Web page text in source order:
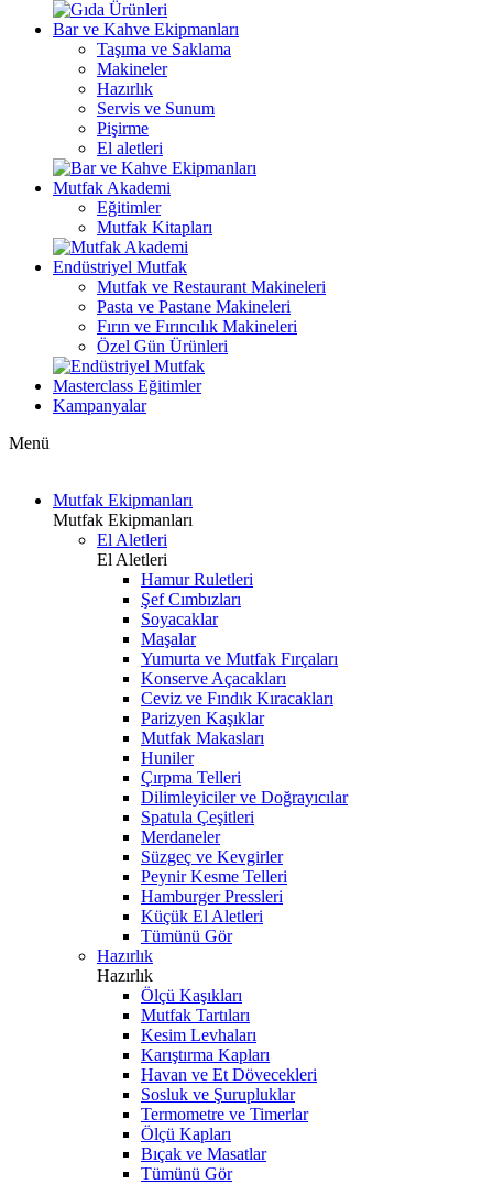
Bar ve Kahve Ekipmanları
Taşıma ve Saklama
Makineler
Hazırlık
Servis ve Sunum
Pişirme
El aletleri
Mutfak Akademi
Eğitimler
Mutfak Kitapları
Endüstriyel Mutfak
Mutfak ve Restaurant Makineleri
Pasta ve Pastane Makineleri
Fırın ve Fırıncılık Makineleri
Özel Gün Ürünleri
Masterclass Eğitimler
Kampanyalar
Menü
Mutfak Ekipmanları
Mutfak Ekipmanları
El Aletleri
El Aletleri
Hamur Ruletleri
Şef Cımbızları
Soyacaklar
Maşalar
Yumurta ve Mutfak Fırçaları
Konserve Açacakları
Ceviz ve Fındık Kıracakları
Parizyen Kaşıklar
Mutfak Makasları
Huniler
Çırpma Telleri
Dilimleyiciler ve Doğrayıcılar
Spatula Çeşitleri
Merdaneler
Süzgeç ve Kevgirler
Peynir Kesme Telleri
Hamburger Pressleri
Küçük El Aletleri
Tümünü Gör
Hazırlık
Hazırlık
Ölçü Kaşıkları
Mutfak Tartıları
Kesim Levhaları
Karıştırma Kapları
Havan ve Et Dövecekleri
Sosluk ve Şurupluklar
Termometre ve Timerlar
Ölçü Kapları
Bıçak ve Masatlar
Tümünü Gör